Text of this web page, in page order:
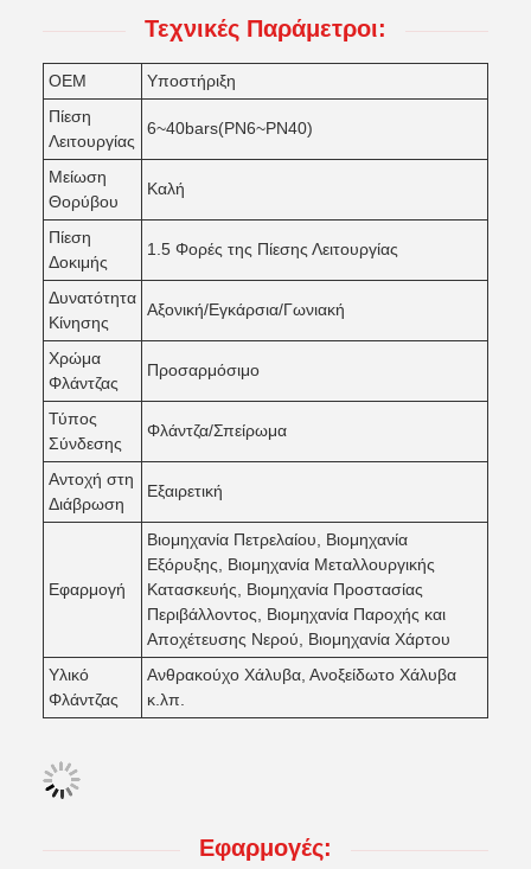
Τεχνικές Παράμετροι:
OEM
Υποστήριξη
Πίεση
Λειτουργίας
6~40bars(PN6~PN40)
Μείωση
Θορύβου
Καλή
Πίεση
Δοκιμής
1.5 Φορές της Πίεσης Λειτουργίας
Δυνατότητα
Κίνησης
Αξονική/Εγκάρσια/Γωνιακή
Χρώμα
Φλάντζας
Προσαρμόσιμο
Τύπος
Σύνδεσης
Φλάντζα/Σπείρωμα
Αντοχή στη
Διάβρωση
Εξαιρετική
Εφαρμογή
Βιομηχανία Πετρελαίου, Βιομηχανία
Εξόρυξης, Βιομηχανία Μεταλλουργικής
Κατασκευής, Βιομηχανία Προστασίας
Περιβάλλοντος, Βιομηχανία Παροχής και
Αποχέτευσης Νερού, Βιομηχανία Χάρτου
Υλικό
Φλάντζας
Ανθρακούχο Χάλυβα, Ανοξείδωτο Χάλυβα
κ.λπ.
Εφαρμογές: